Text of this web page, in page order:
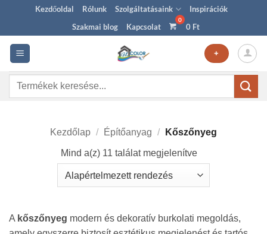
content
Kezdőoldal Rólunk Szolgáltatásaink
Inspirációk
Szakmai blog
Kapcsolat 0 Ft
+
Keresés
Kezdőlap / Építőanyag / Kőszőnyeg
Mind a(z) 11 találat megjelenítve
A kőszőnyeg modern és dekoratív burkolati megoldás,